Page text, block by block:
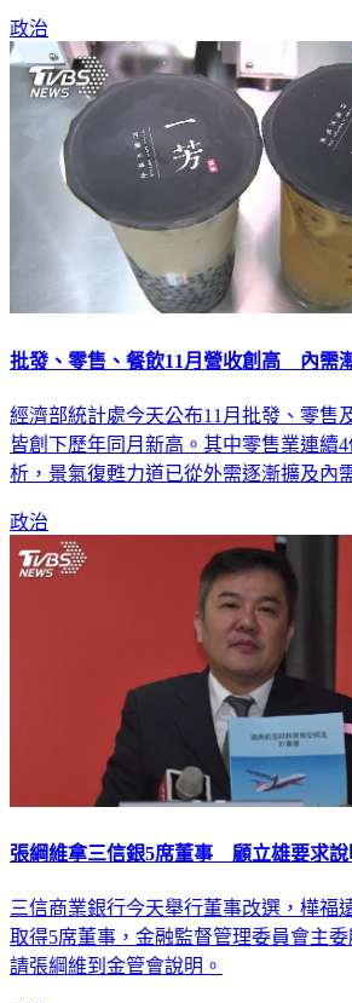
政治
批發、零售、餐飲11月營收創高 內需
經濟部統計處今天公布11月批發、零售
皆創下歷年同月新高。其中零售業連續
析，景氣復甦力道已從外需逐漸擴及內
政治
張綱維拿三信銀5席董事 顧立雄要求說
三信商業銀行今天舉行董事改選，樺福
取得5席董事，金融監督管理委員會主
請張綱維到金管會說明。